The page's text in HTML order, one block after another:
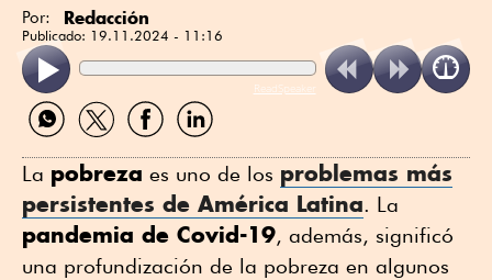
Por: Redacción
Publicado: 19.11.2024 - 11:16
ReadSpeaker
Compartir
por
Compartir
por
Compartir
por
Compartir
por
La pobreza es uno de los problemas más
persistentes de América Latina. La
pandemia de Covid-19, además, significó
una profundización de la pobreza en algunos